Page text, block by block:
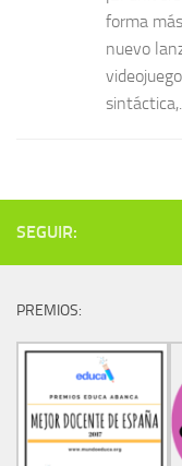
forma
nuevo
SEGUIR:
PREMIOS: